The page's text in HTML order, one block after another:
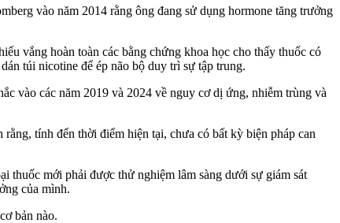
vào năm 2014 rằng ông đang sử dụng hormone tăng trưởng
vắng hoàn toàn các bằng chứng khoa học cho thấy thuốc có
túi nicotine để ép não bộ duy trì sự tập trung.
vào các năm 2019 và 2024 về nguy cơ dị ứng, nhiễm trùng và
tính đến thời điểm hiện tại, chưa có bất kỳ biện pháp can
thuốc mới phải được thử nghiệm lâm sàng dưới sự giám sát
của mình.
bản nào.